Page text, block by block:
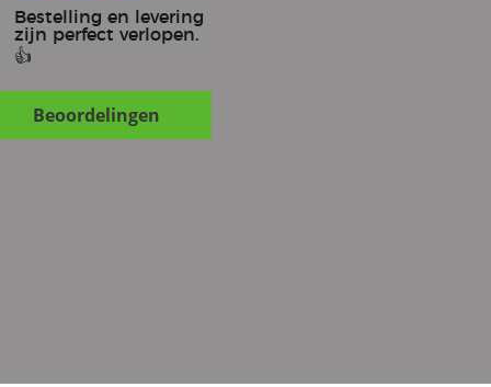
Bestelling en levering
zijn perfect verlopen.
👍
Beoordelingen